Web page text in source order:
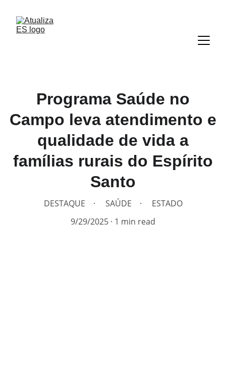
Programa Saúde no
Campo leva atendimento e
qualidade de vida a
famílias rurais do Espírito
Santo
DESTAQUE SAÚDE
ESTADO
9/29/2025 1 min read